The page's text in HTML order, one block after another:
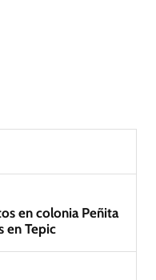
en colonia Peñita
en Tepic